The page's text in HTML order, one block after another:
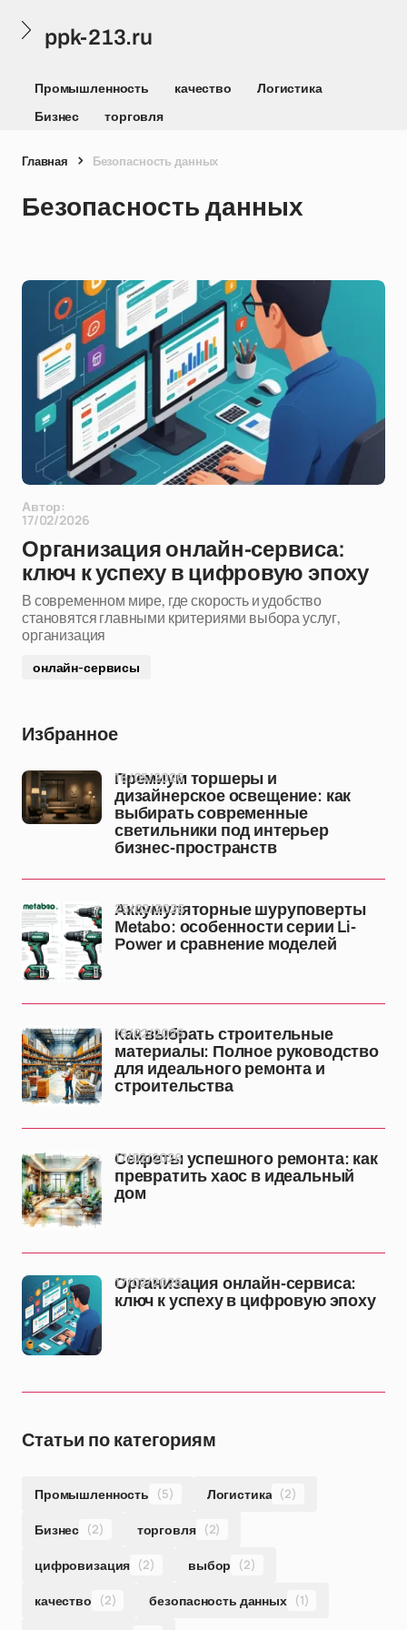
ppk-213.ru
Промышленность качество
Логистика
Бизнес
торговля
Главная Безопасность данных
Безопасность данных
Автор:
17/02/2026
Организация онлайн-сервиса:
ключ к успеху в цифровую эпоху
В современном мире, где скорость и удобство
становятся главными критериями выбора услуг,
организация
онлайн-сервисы
Избранное
Премиум торшеры и
дизайнерское освещение: как
выбирать современные
светильники под интерьер
бизнес-пространств
16/05/2026
Аккумуляторные шуруповерты
Metabo: особенности серии Li-
Power и сравнение моделей
25/02/2026
Как выбрать строительные
материалы: Полное руководство
для идеального ремонта и
строительства
18/02/2026
Секреты успешного ремонта: как
превратить хаос в идеальный
дом
17/02/2026
Организация онлайн-сервиса:
ключ к успеху в цифровую эпоху
17/02/2026
Статьи по категориям
Промышленность (5) Логистика (2)
Бизнес (2) торговля (2)
цифровизация (2) выбор (2)
качество (2) безопасность данных (1)